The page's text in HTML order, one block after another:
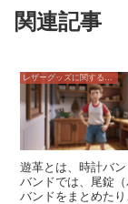
関連記事
遊革とは、時計バ
バンドでは、尾錠
バンドをまとめた